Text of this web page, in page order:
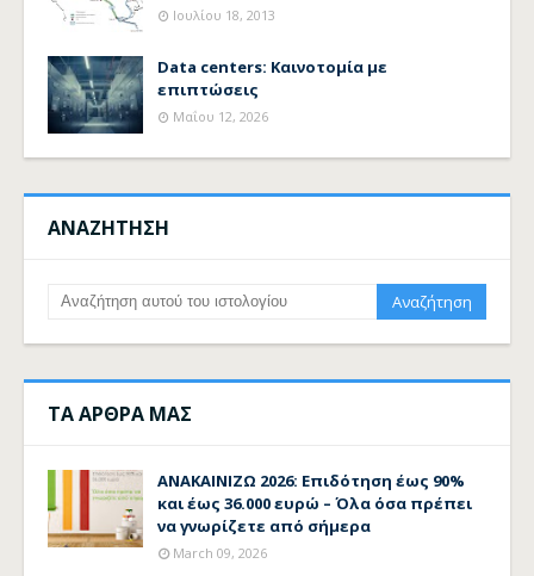
Ιουλίου 18, 2013
Data centers: Καινοτομία με
επιπτώσεις
Μαΐου 12, 2026
ΑΝΑΖΗΤΗΣΗ
ΤΑ ΑΡΘΡΑ ΜΑΣ
ΑΝΑΚΑΙΝΙΖΩ 2026: Επιδότηση έως 90%
και έως 36.000 ευρώ – Όλα όσα πρέπει
να γνωρίζετε από σήμερα
March 09, 2026